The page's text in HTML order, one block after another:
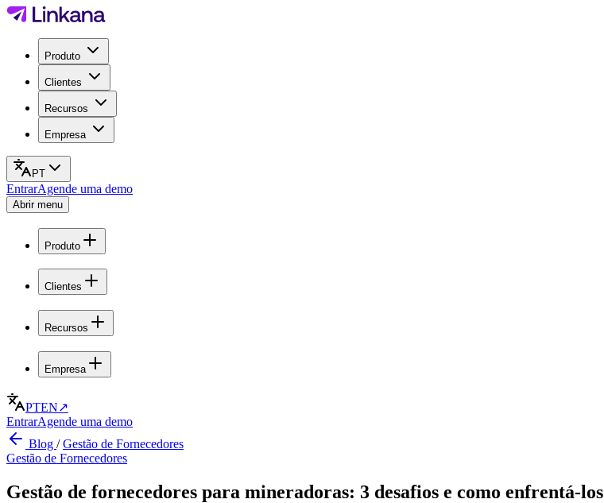
Produto
Clientes
Recursos
Empresa
PT
EntrarAgende uma demo
Abrir menu
Produto
Clientes
Recursos
Empresa
PTEN↗
EntrarAgende uma demo
Blog /Gestão de Fornecedores
Gestão de Fornecedores
Gestão de fornecedores para mineradoras: 3 desafios e como enfrentá-los